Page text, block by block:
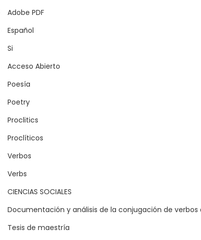
Adobe PDF
Español
Si
Acceso Abierto
Poesía
Poetry
Proclitics
Proclíticos
Verbos
Verbs
CIENCIAS SOCIALES
Documentación y análisis de la conjugación de
Tesis de maestría